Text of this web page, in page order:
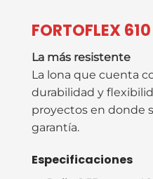
FORTOFLEX
La más resistente
La lona que cuenta
durabilidad y
proyectos en donde
garantía.
Especificaciones